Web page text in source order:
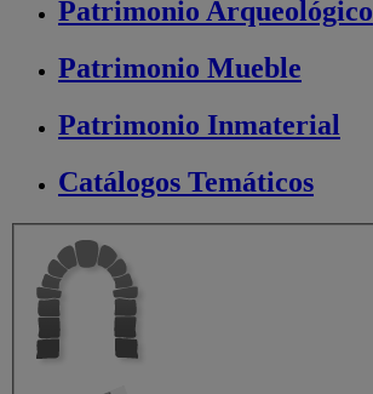
Patrimonio Arqueológico
Patrimonio Mueble
Patrimonio Inmaterial
Catálogos Temáticos